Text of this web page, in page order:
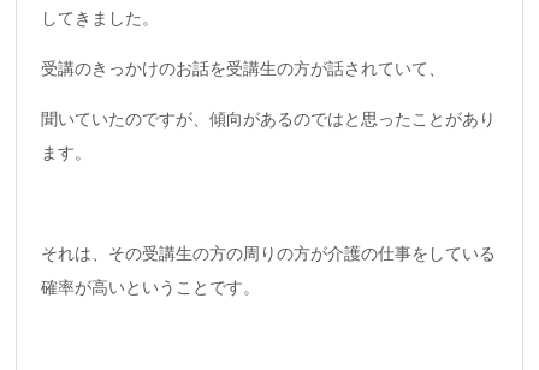
してきました。
受講のきっかけのお話を受講生の方が話されていて、
聞いていたのですが、傾向があるのではと思ったことがあり
ます。
それは、その受講生の方の周りの方が介護の仕事をしている
確率が高いということです。